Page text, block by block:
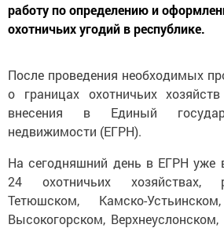
работу по определению и
охотничьих угодий в республике.
После проведения необходимых
о границах охотничьих
внесения в Единый
недвижимости (ЕГРН).
На сегодняшний день в ЕГРН уже
24 охотничьих хозяйствах,
Тетюшском, Камско-
Высокогорском,